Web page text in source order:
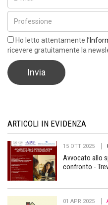
Ho letto attentamente l’
ricevere gratuitamente la
ARTICOLI IN EVIDENZA
15 OTT 2025
Avvocato allo
confronto -
01 APR 2025